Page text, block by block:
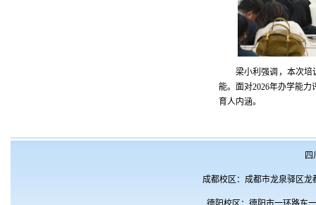
梁小利强调，本次
能。面对2026年办学能
育人内涵。
四
成都校区：成都市龙泉驿区龙